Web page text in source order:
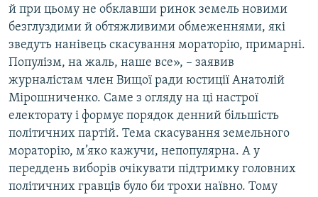
й при цьому не обклавши ринок земель новими
безглуздими й обтяжливими обмеженнями, які
зведуть нанівець скасування мораторію, примарні.
Популізм, на жаль, наше все», – заявив
журналістам член Вищої ради юстиції Анатолій
Мірошниченко. Саме з огляду на ці настрої
електорату і формує порядок денний більшість
політичних партій. Тема скасування земельного
мораторію, м’яко кажучи, непопулярна. А у
переддень виборів очікувати підтримку головних
політичних гравців було би трохи наївно. Тому